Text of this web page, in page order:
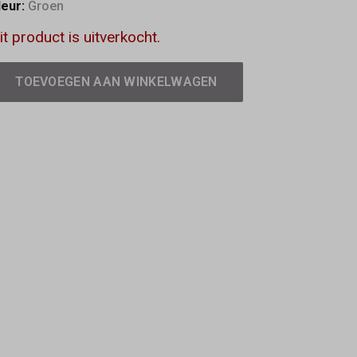
Groen
product is uitverkocht.
TOEVOEGEN AAN WINKELWAGEN